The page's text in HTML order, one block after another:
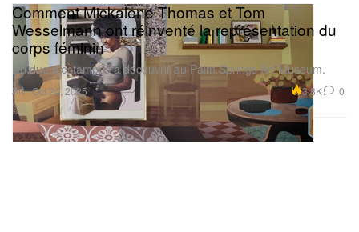
Art
Comment Mickalene Thomas et Tom
Wesselmann ont réinventé la représentation du
corps féminin
Un duo d’estampes à découvrir au Palm Springs Art Museum.
Oct 24, 2025 3.8K 0